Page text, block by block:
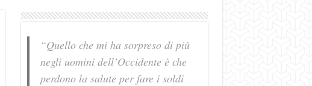
“Quello che mi ha sorpreso di più
negli uomini dell’Occidente è che
perdono la salute per fare i soldi